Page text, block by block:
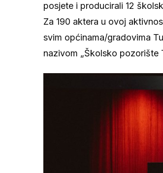
posjete i producirali 12
Za 190 aktera u ovoj
svim općinama/gradovima
nazivom „Školsko pozorište